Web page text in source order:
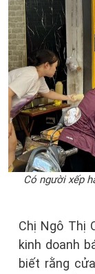
Có người xếp
Chị Ngô Thị
kinh doanh
biết rằng